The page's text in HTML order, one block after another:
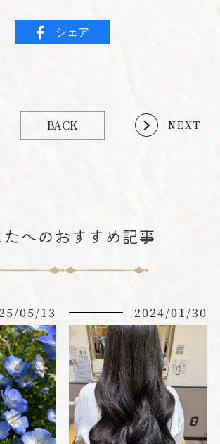
シェア
BACK NEXT
へのおすすめ記事
05/13 2024/01/30